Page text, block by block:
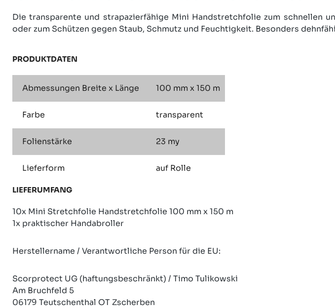
Die transparente und strapazierfähige Mini Handstretchfolie zum schnellen
oder zum Schützen gegen Staub, Schmutz und Feuchtigkeit. Besonders
PRODUKTDATEN
Abmessungen Breite x Länge 100 mm x 150 m
Farbe transparent
Folienstärke 23 my
Lieferform auf Rolle
LIEFERUMFANG
10x Mini Stretchfolie Handstretchfolie 100 mm x 150 m
1x praktischer Handabroller
Herstellername / Verantwortliche Person für die EU:
Scorprotect UG (haftungsbeschränkt) / Timo Tulikowski
Am Bruchfeld 5
06179 Teutschenthal OT Zscherben